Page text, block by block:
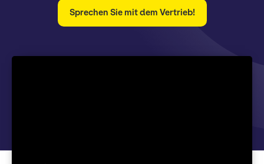
Sprechen Sie mit dem Vertrieb!